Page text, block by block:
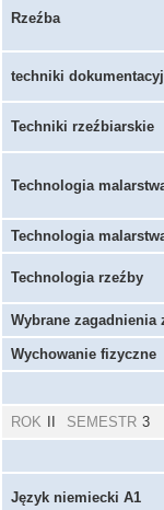
Rzeźba
techniki
Techniki rzeźbiarskie
Technologia
Technologia
Technologia rzeźby
Wybrane
Wychowanie fizyczne
ROK SEMESTR 3
Język niemiecki A1